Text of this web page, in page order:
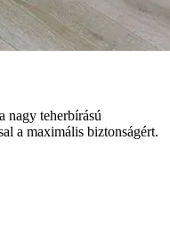
nagy teherbírású
a maximális biztonságért.